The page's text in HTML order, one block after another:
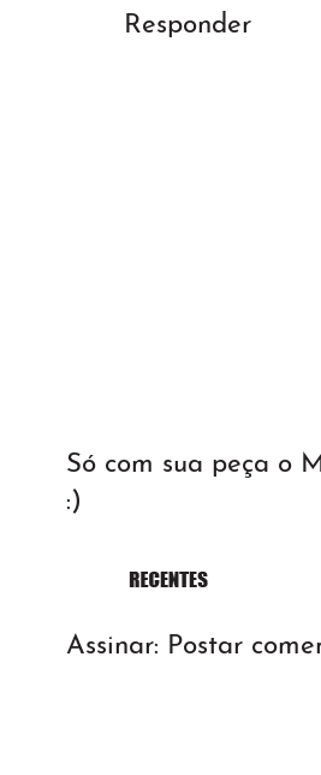
Responder
Só com sua peça o
:)
Assinar: Postar